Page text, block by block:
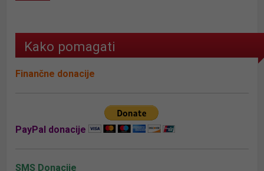
Kako pomagati
Finančne donacije
PayPal donacije
SMS Donacije